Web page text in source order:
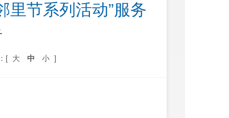
里节系列活动”服务
[ 大 中 小 ]